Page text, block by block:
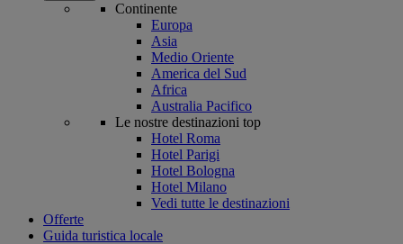
Continente
Europa
Asia
Medio Oriente
America del Sud
Africa
Australia Pacifico
Le nostre destinazioni top
Hotel Roma
Hotel Parigi
Hotel Bologna
Hotel Milano
Vedi tutte le destinazioni
Offerte
Guida turistica locale